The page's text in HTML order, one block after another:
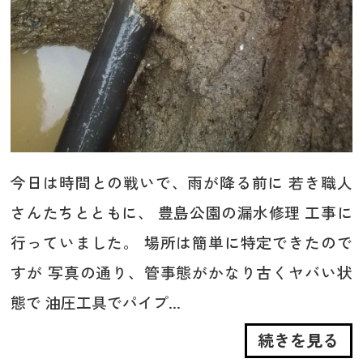
今日は時間との戦いで、雨が降る前に 若き職人
さんたちとともに、 豊島公園の漏水修理 工事に
行っていました。 場所は簡単に特定できたので
すが 写真の通り、管事態がかなり古くヤバい状
態で 油圧工具でパイプ...
続きを見る